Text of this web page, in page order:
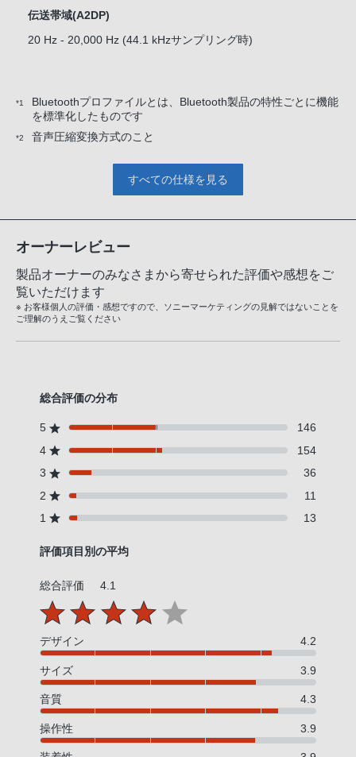
伝送帯域(A2DP)
20 Hz - 20,000 Hz (44.1 kHzサンプリング時)
*1
Bluetoothプロファイルとは、Bluetooth製品の特性ごとに機能
を標準化したものです
*2 音声圧縮変換方式のこと
すべての仕様を見る
オーナーレビュー
製品オーナーのみなさまから寄せられた評価や感想をご
覧いただけます
※ お客様個人の評価・感想ですので、ソニーマーケティングの見解ではないことを
ご理解のうえご覧ください
総合評価の分布
5
146
4
154
3
36
2
11
1
13
評価項目別の平均
総合評価 4.1
デザイン 4.2
サイズ 3.9
音質 4.3
操作性 3.9